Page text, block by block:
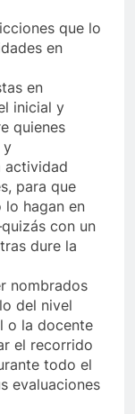
que lo
en
en
inicial y
quienes
y
actividad
para que
lo hagan en
con un
dure la
nombrados
del nivel
o la docente
el recorrido
todo el
evaluaciones